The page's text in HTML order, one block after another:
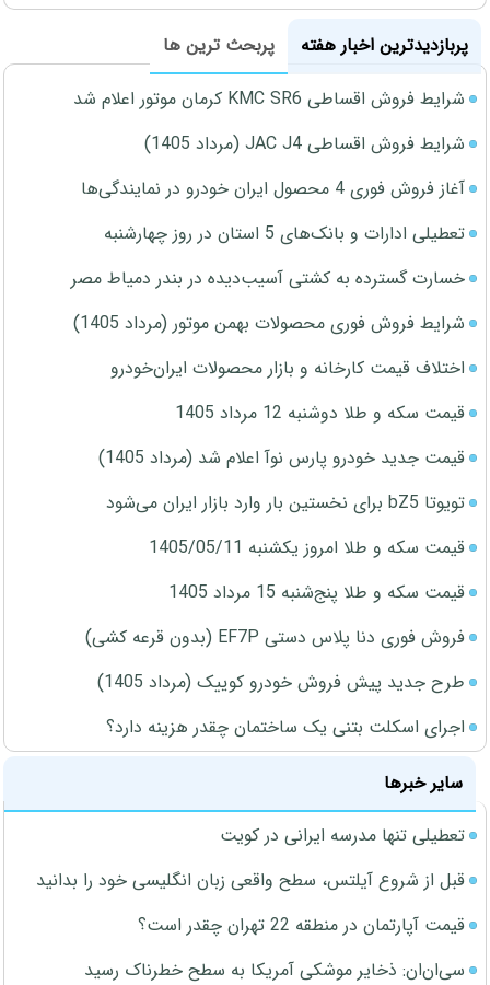
پربازدیدترین اخبار هفته
پربحث ترین ها
شرایط فروش اقساطی KMC SR6 کرمان موتور اعلام شد
شرایط فروش اقساطی JAC J4 (مرداد 1405)
آغاز فروش فوری 4 محصول ایران خودرو در نمایندگی‌ها
تعطیلی ادارات و بانک‌های 5 استان در روز چهارشنبه
خسارت گسترده به کشتی آسیب‌دیده در بندر دمیاط مصر
شرایط فروش فوری محصولات بهمن موتور (مرداد 1405)
اختلاف قیمت کارخانه و بازار محصولات ایران‌خودرو
قیمت سکه و طلا دوشنبه 12 مرداد 1405
قیمت جدید خودرو پارس نوآ اعلام شد (مرداد 1405)
تویوتا bZ5 برای نخستین بار وارد بازار ایران می‌شود
قیمت سکه و طلا امروز یکشنبه 1405/05/11
قیمت سکه و طلا پنج‌شنبه 15 مرداد 1405
فروش فوری دنا پلاس دستی EF7P (بدون قرعه کشی)
طرح جدید پیش فروش خودرو کوییک (مرداد 1405)
اجرای اسکلت بتنی یک ساختمان چقدر هزینه دارد؟
سایر خبرها
تعطیلی تنها مدرسه ایرانی در کویت
قبل از شروع آیلتس، سطح واقعی زبان انگلیسی خود را بدانید
قیمت آپارتمان در منطقه 22 تهران چقدر است؟
سی‌ان‌ان: ذخایر موشکی آمریکا به سطح خطرناک رسید